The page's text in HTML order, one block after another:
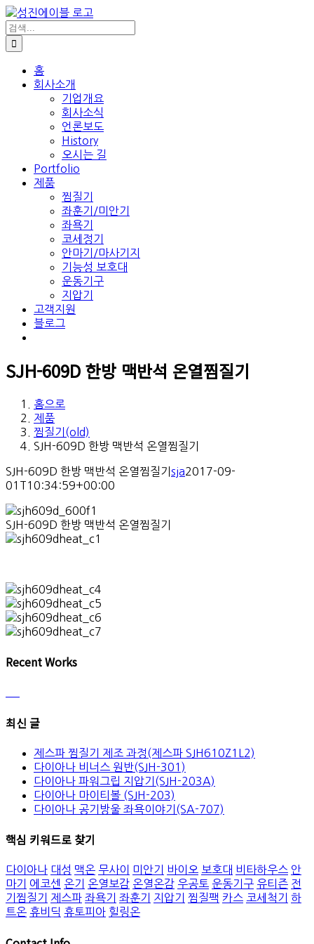
콘
텐
츠
로
검
색:
홈
회사소개
기업개요
회사소식
언론보도
History
오시는 길
Portfolio
제품
찜질기
좌훈기/미안기
좌욕기
코세정기
안마기/마사기지
기능성 보호대
운동기구
지압기
고객지원
블로그
SJH-609D 한방 맥반석 온열찜질기
홈으로
제품
찜질기(old)
SJH-609D 한방 맥반석 온열찜질기
SJH-609D 한방 맥반석 온열찜질기 sja2017-09-
01T10:34:59+00:00
SJH-609D 한방 맥반석 온열찜질기
Recent Works
최신 글
제스파 찜질기 제조 과정(제스파 SJH610Z1L2)
다이아나 비너스 원반(SJH-301)
다이아나 파워그립 지압기(SJH-203A)
다이아나 마이티볼 (SJH-203)
다이아나 공기방울 좌욕이야기(SA-707)
핵심 키워드로 찾기
다이아나 대성 맥온 무사이 미안기 바이오 보호대 비타하우스 안
마기
에코센 온기 온열보감 온열온감 우공토 운동기구 유티즌 전
기찜질기
제스파 좌욕기 좌훈기 지압기 찜질팩 카스 코세척기
하
트온 휴비딕 휴토피아 힐링온